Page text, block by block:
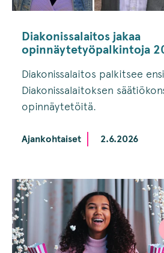
Diakonissalaitos jakaa
opinnäytetyöpalkintoja
Diakonissalaitos palkitsee
Diakonissalaitoksen
opinnäytetöitä.
Ajankohtaiset 2.6.2026